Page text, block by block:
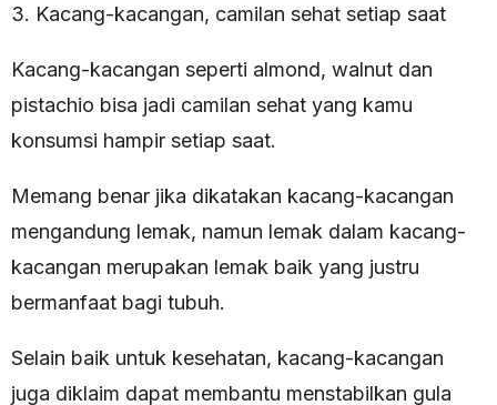
3. Kacang-kacangan, camilan sehat setiap saat
Kacang-kacangan seperti almond, walnut dan
pistachio bisa jadi camilan sehat yang kamu
konsumsi hampir setiap saat.
Memang benar jika dikatakan kacang-kacangan
mengandung lemak, namun lemak dalam kacang-
kacangan merupakan lemak baik yang justru
bermanfaat bagi tubuh.
Selain baik untuk kesehatan, kacang-kacangan
juga diklaim dapat membantu menstabilkan gula